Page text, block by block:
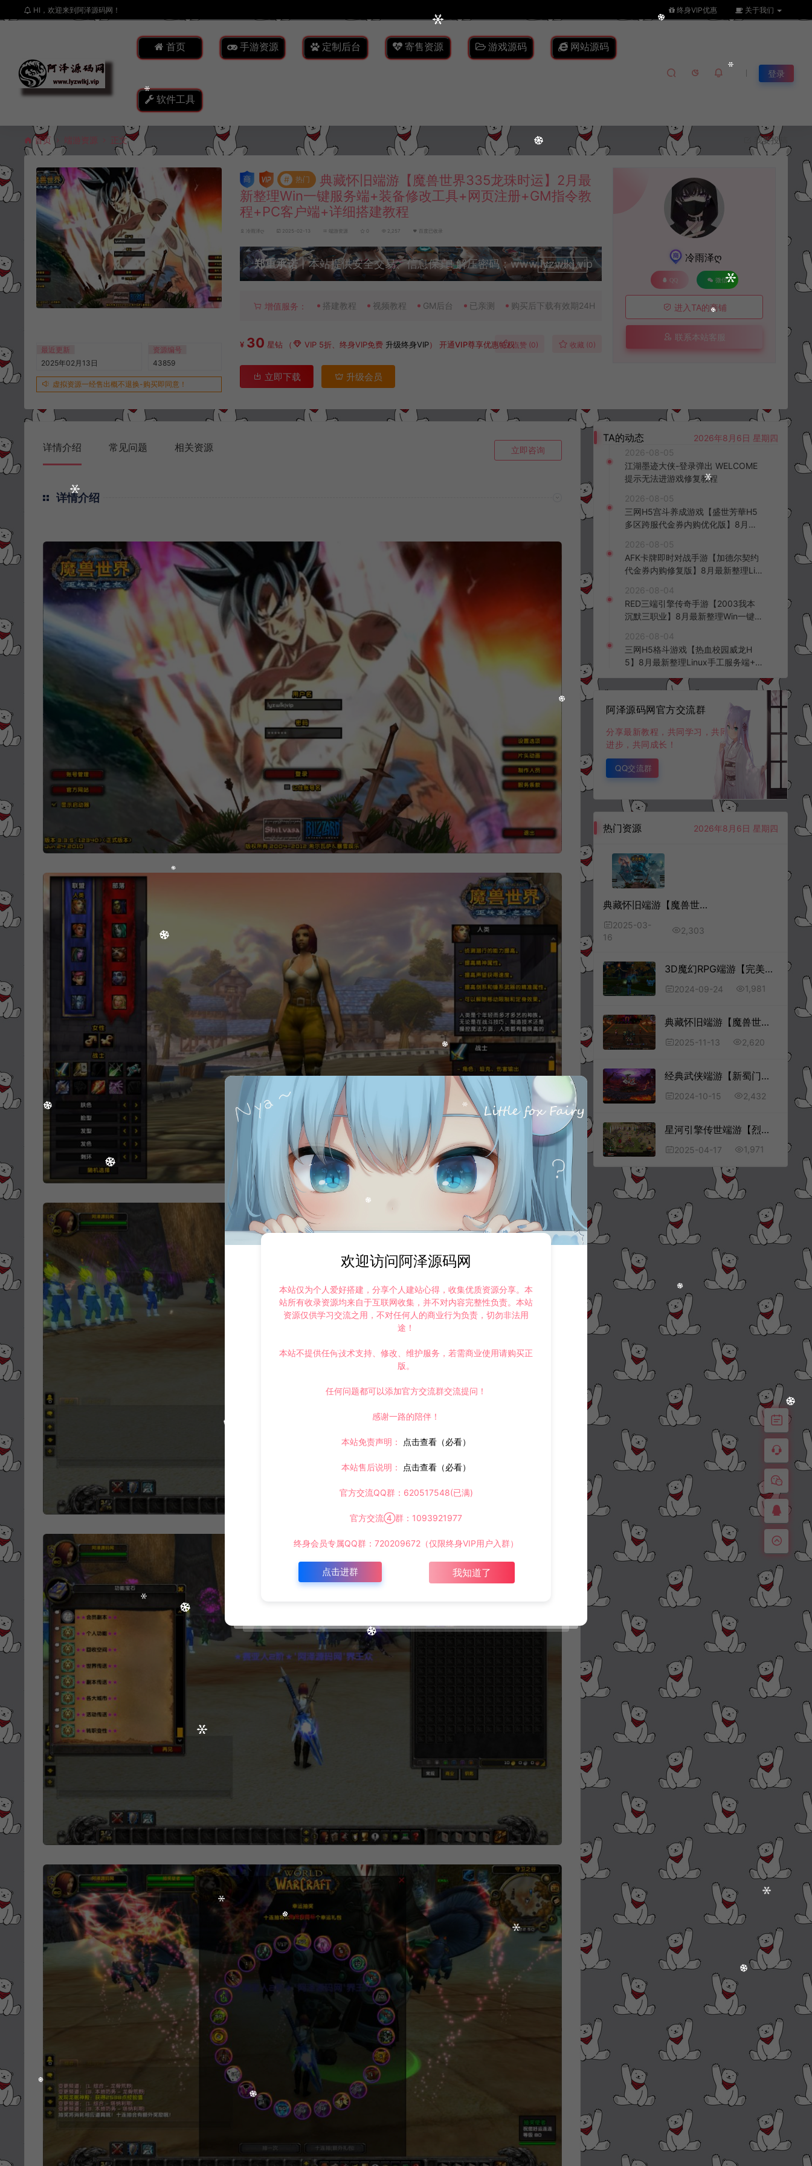
HI，欢迎来到阿泽源码网！ 终身VIP优惠 关于我们
首页 手游资源 定制后台 寄售资源 游戏源码 网站源码
软件工具
登录
首页 端游资源 正文 我要投稿
最近更新
2025年02月13日
资源编号
43859
虚拟资源一经售出概不退换-购买即同意！
# 热门
典藏怀旧端游【魔兽世界335龙珠时运】2月最
新整理Win一键服务端+装备修改工具+网页注册+GM指令教
程+PC客户端+详细搭建教程
冷雨泽ღ 2025-02-13 端游资源 0 2,257 百度已收录
郑重承诺丨本站提供安全交易、信息保真! 解压密码：www.lyzwlkj.vip
升级会员
增值服务： 搭建教程 视频教程 GM后台 已亲测 购买后下载有效期24H
¥ 30 星钻 （ VIP 5折、终身VIP免费 升级终身VIP）开通VIP尊享优惠特权点赞 (0) 收藏 (0)
立即下载 升级会员
冷雨泽ღ
QQ 微信
进入TA的商铺
联系本站客服
详情介绍 常见问题 相关资源 立即咨询
详情介绍
TA的动态
2026年8月6日 星期四
2026-08-05
江湖墨迹大侠-登录弹出 WELCOME
提示无法进游戏修复教程
2026-08-05
三网H5宫斗养成游戏【盛世芳華H5
多区跨服代金券内购优化版】8月最
台+全资源安卓+详细搭建教程+视频
教程
2026-08-05
AFK卡牌即时对战手游【加德尔契约
代金券内购修复版】8月最新整理Lin
K授权后台+安卓苹果双端+详细搭建
教程+视频教程
2026-08-04
RED三端引擎传奇手游【2003我本
沉默三职业】8月最新整理Win一键
2026-08-04
三网H5格斗游戏【热血校园威龙H
5】8月最新整理Linux手工服务端+W
户端+详细搭建教程
阿泽源码网官方交流群
分享最新教程，共同学习，共同
进步，共同成长！
QQ交流群
热门资源 2026年8月6日 星期四
典藏怀旧端游【魔兽世界335一诺魔兽】3月最新整理Win一键服务端+网页注册+GM指令教程+PC客户端+详细搭建教程
2025-03-
16
2,303
3D魔幻RPG端游【完美国际146V80王朝崛起10职业】9月最新整理Linux手工服务端+管理后台+网页注册+GM指令+GM工具+PC客户端+详细搭建教程
2024-09-24 1,981
典藏怀旧端游【魔兽世界335天地无极无CD超变切割8大世界商业版】11月最新整理Win一键服务端+网页注册+GM指令教程+PC客户端+详细搭建教程
2025-11-13 2,620
经典武侠端游【新蜀门】10月最新整理Linux手工服务端+网页注册+GM工具+PC客户端+详细搭建教程
2024-10-15 2,432
星河引擎传世端游【烈火世界】4月最新整理Win一键服务端+登陆器补丁+客户端+详细搭建教程
2025-04-17 1,971
欢迎访问阿泽源码网
本站仅为个人爱好搭建，分享个人建站心得，收集优质资源分享。本
站所有收录资源均来自于互联网收集，并不对内容完整性负责。本站
资源仅供学习交流之用，不对任何人的商业行为负责，切勿非法用
途！
本站不提供任何技术支持、修改、维护服务，若需商业使用请购买正
版。
任何问题都可以添加官方交流群交流提问！
感谢一路的陪伴！
本站免责声明： 点击查看（必看）
本站售后说明： 点击查看（必看）
官方交流QQ群：620517548(已满)
官方交流④群：1093921977
终身会员专属QQ群：720209672（仅限终身VIP用户入群）
点击进群 我知道了